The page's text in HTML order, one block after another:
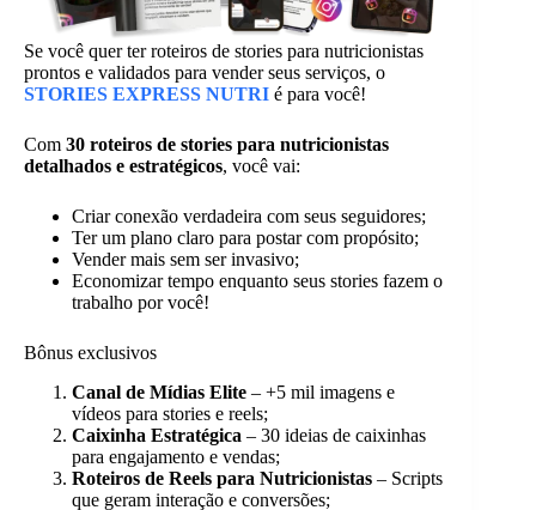
Se você quer ter roteiros de stories para nutricionistas
prontos e validados para vender seus serviços, o
STORIES EXPRESS NUTRI é para você!
Com 30 roteiros de stories para nutricionistas
detalhados e estratégicos, você vai:
Criar conexão verdadeira com seus seguidores;
Ter um plano claro para postar com propósito;
Vender mais sem ser invasivo;
Economizar tempo enquanto seus stories fazem o
trabalho por você!
Bônus exclusivos
Canal de Mídias Elite – +5 mil imagens e
vídeos para stories e reels;
Caixinha Estratégica – 30 ideias de caixinhas
para engajamento e vendas;
Roteiros de Reels para Nutricionistas – Scripts
que geram interação e conversões;